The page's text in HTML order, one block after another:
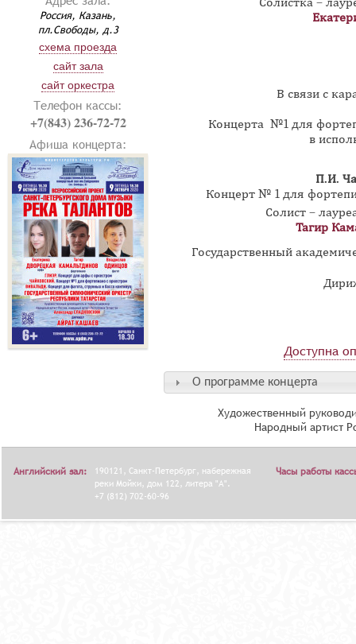
Россия, Казань,
пл.Свободы, д.3
схема проезда
сайт зала
сайт оркестра
Телефон кассы:
+7(843) 236-72-72
Афиша концерта:
В связи с
Концерта №1 для
в
П.И.
Концерт № 1 для
Солист –
Тагир
Государственный
Доступна
О программе концерта
Художественный
Народный артист
Английский зал:
190121, Санкт-Петербург, набережная
реки Мойки, дом 122, литера "А".
+7 (812) 702-60-96
Часы работы